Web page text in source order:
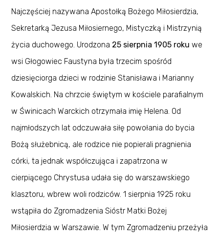
Najczęściej nazywana Apostołką Bożego Miłosierdzia,
Sekretarką Jezusa Miłosiernego, Mistyczką i Mistrzynią
życia duchowego. Urodzona 25 sierpnia 1905 roku we
wsi Głogowiec Faustyna była trzecim spośród
dziesięciorga dzieci w rodzinie Stanisława i Marianny
Kowalskich. Na chrzcie świętym w kościele parafialnym
w Świnicach Warckich otrzymała imię Helena. Od
najmłodszych lat odczuwała siłę powołania do bycia
Bożą służebnicą, ale rodzice nie popierali pragnienia
córki, ta jednak współczująca i zapatrzona w
cierpiącego Chrystusa udała się do warszawskiego
klasztoru, wbrew woli rodziców. 1 sierpnia 1925 roku
wstąpiła do Zgromadzenia Sióstr Matki Bożej
Miłosierdzia w Warszawie. W tym Zgromadzeniu przeżyła